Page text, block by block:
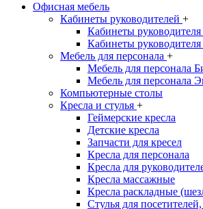
Офисная мебель
Кабинеты руководителей +
Кабинеты руководителя
Кабинеты
Мебель для персонала +
Мебель для персонала
Мебель для персонала
Компьютерные столы
Кресла и стулья +
Геймерские кресла
Детские кресла
Запчасти для кресел
Кресла для персонала
Кресла для
Кресла массажные
Кресла раскладные
Стулья для